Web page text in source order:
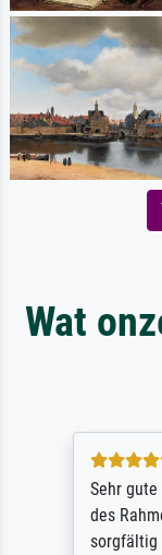
Wat
Sehr
des
sorgfältig